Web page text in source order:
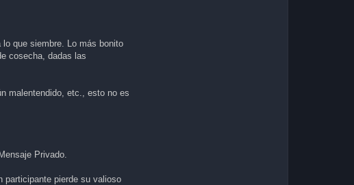
que siembre. Lo más bonito
cosecha, dadas las
malentendido, etc., esto no es
Privado.
participante pierde su valioso